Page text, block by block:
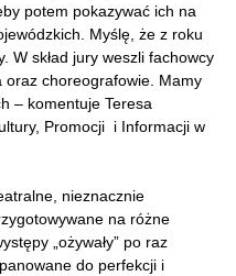
potem pokazywać ich na
Myślę, że z roku
W skład jury weszli fachowcy
oraz choreografowie. Mamy
– komentuje Teresa
Promocji i Informacji w
nieznacznie
na różne
„ożywały” po raz
do perfekcji i